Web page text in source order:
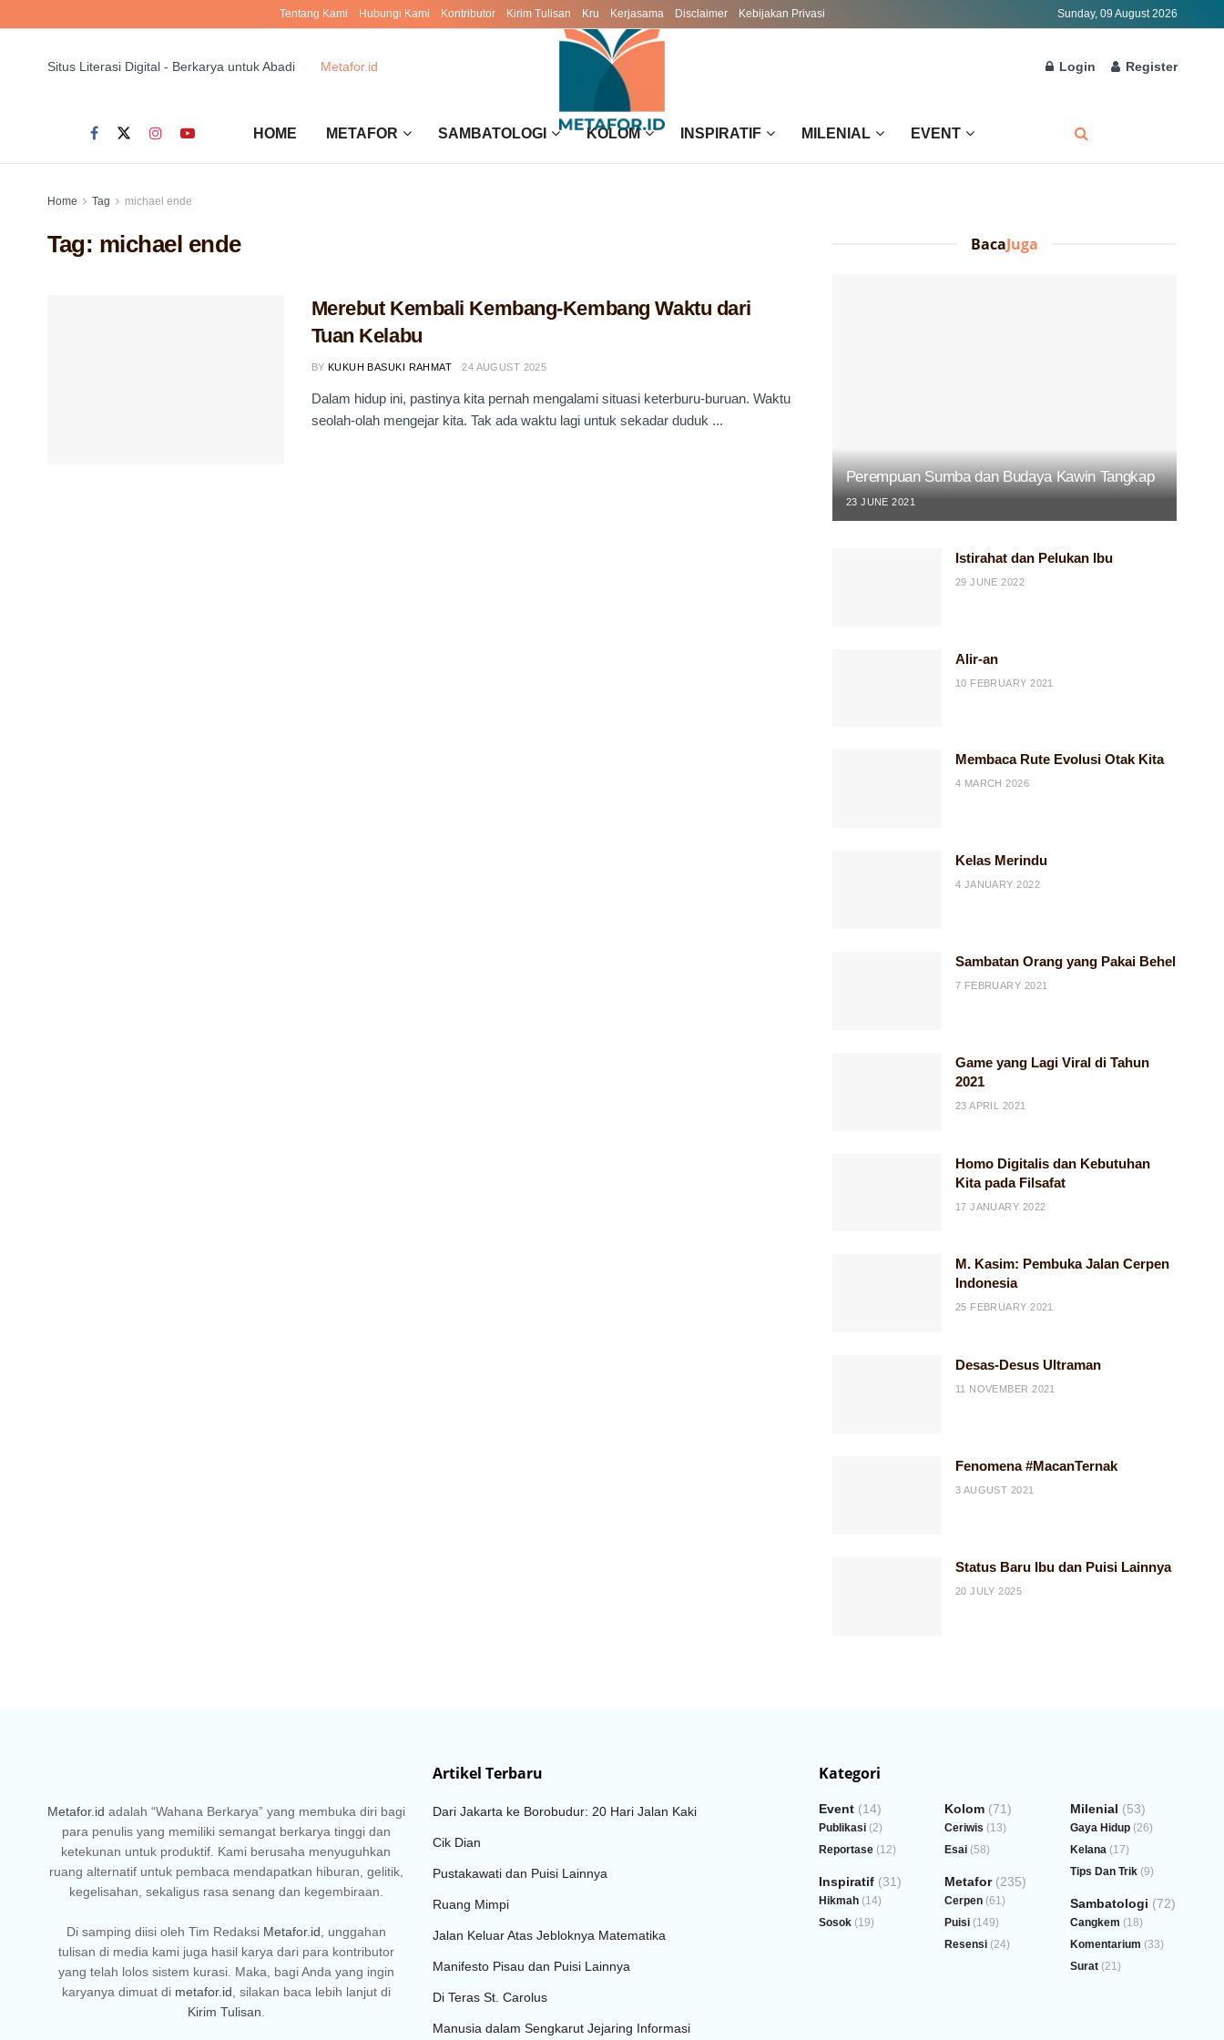
Tentang Kami Hubungi Kami Kontributor Kirim Tulisan Kru Kerjasama Disclaimer Kebijakan Privasi Sunday, 09 August 2026
Situs Literasi Digital - Berkarya untuk Abadi Metafor.id Login Register
HOME METAFOR SAMBATOLOGI KOLOM INSPIRATIF MILENIAL EVENT
Home Tag michael ende
Tag: michael ende
Merebut Kembali Kembang-Kembang Waktu dari
Tuan Kelabu
BY KUKUH BASUKI RAHMAT 24 AUGUST 2025
Dalam hidup ini, pastinya kita pernah mengalami situasi keterburu-buruan. Waktu
seolah-olah mengejar kita. Tak ada waktu lagi untuk sekadar duduk ...
BacaJuga
Perempuan Sumba dan Budaya Kawin Tangkap
23 JUNE 2021
Istirahat dan Pelukan Ibu
29 JUNE 2022
Alir-an
10 FEBRUARY 2021
Membaca Rute Evolusi Otak Kita
4 MARCH 2026
Kelas Merindu
4 JANUARY 2022
Sambatan Orang yang Pakai Behel
7 FEBRUARY 2021
Game yang Lagi Viral di Tahun
2021
23 APRIL 2021
Homo Digitalis dan Kebutuhan
Kita pada Filsafat
17 JANUARY 2022
M. Kasim: Pembuka Jalan Cerpen
Indonesia
25 FEBRUARY 2021
Desas-Desus Ultraman
11 NOVEMBER 2021
Fenomena #MacanTernak
3 AUGUST 2021
Status Baru Ibu dan Puisi Lainnya
20 JULY 2025
Metafor.id adalah “Wahana Berkarya” yang membuka diri bagi
para penulis yang memiliki semangat berkarya tinggi dan
ketekunan untuk produktif. Kami berusaha menyuguhkan
ruang alternatif untuk pembaca mendapatkan hiburan, gelitik,
kegelisahan, sekaligus rasa senang dan kegembiraan.
Di samping diisi oleh Tim Redaksi Metafor.id , unggahan
tulisan di media kami juga hasil karya dari para kontributor
yang telah lolos sistem kurasi. Maka, bagi Anda yang ingin
karyanya dimuat di metafor.id , silakan baca lebih lanjut di
Kirim Tulisan
Artikel Terbaru
Dari Jakarta ke Borobudur: 20 Hari Jalan Kaki
Cik Dian
Pustakawati dan Puisi Lainnya
Ruang Mimpi
Jalan Keluar Atas Jebloknya Matematika
Manifesto Pisau dan Puisi Lainnya
Di Teras St. Carolus
Manusia dalam Sengkarut Jejaring Informasi
Kategori
Event(14)
Publikasi(2)
Reportase(12)
Inspiratif(31)
Hikmah(14)
Sosok(19)
Kolom(71)
Ceriwis (13)
Esai(58)
Metafor(235)
Cerpen(61)
Puisi(149)
Resensi(24)
Milenial (53)
Gaya Hidup(26)
Kelana (17)
Tips Dan Trik(9)
Sambatologi (72)
Cangkem (18)
Komentarium (33)
Surat(21)